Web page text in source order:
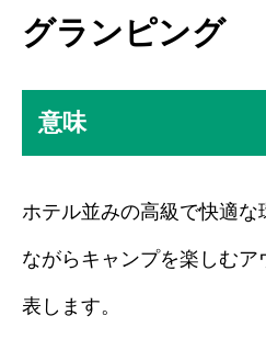
グランピング
意味
ホテル並みの高級で快適な
ながらキャンプを楽しむア
表します。